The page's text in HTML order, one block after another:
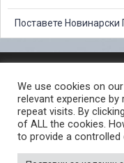
Поставете
СЛОБОДЕН ПРИСТАП
ПОСТАПКА ЗА ПРИЈАВА
ПОЛИТИКА
We use cookies on
relevant experience
repeat visits. By
of ALL the cookies.
to provide a controlled